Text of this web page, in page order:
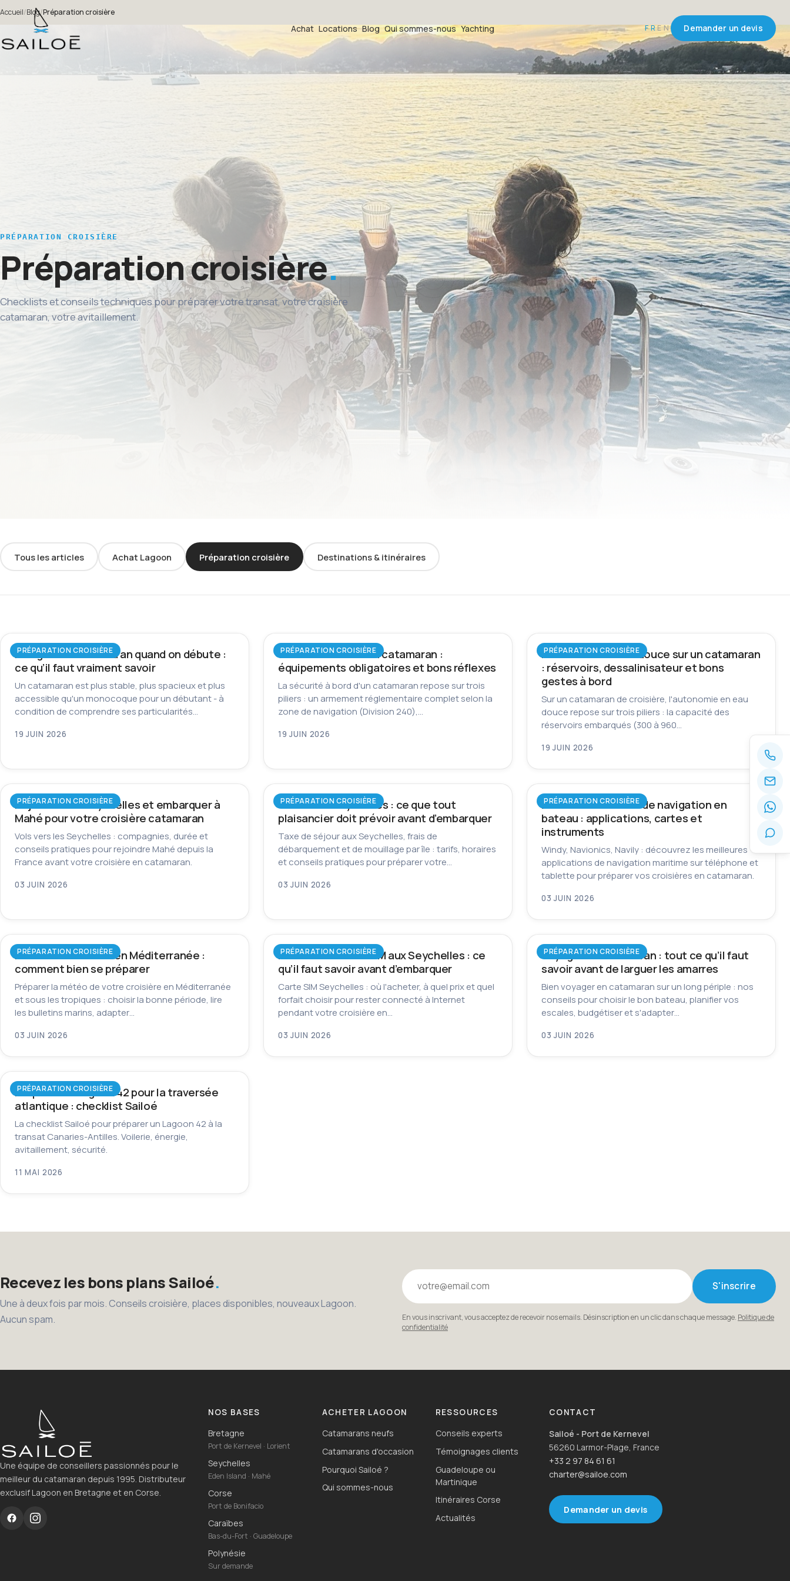
Achat Locations Blog Qui sommes-nous Yachting FREN Demander un devis
Accueil/Blog/Préparation croisière
PRÉPARATION CROISIÈRE
Préparation croisière
Checklists et conseils techniques pour préparer votre transat, votre croisière
catamaran, votre avitaillement.
Tous les articles Achat Lagoon Préparation croisière Destinations & itinéraires
PRÉPARATION CROISIÈRE
Naviguer en catamaran quand on débute :
ce qu’il faut vraiment savoir
Un catamaran est plus stable, plus spacieux et plus
accessible qu'un monocoque pour un débutant - à
condition de comprendre ses particularités…
19 JUIN 2026
PRÉPARATION CROISIÈRE
Sécurité à bord d’un catamaran :
équipements obligatoires et bons réflexes
La sécurité à bord d'un catamaran repose sur trois
piliers : un armement réglementaire complet selon la
zone de navigation (Division 240),…
19 JUIN 2026
PRÉPARATION CROISIÈRE
Autonomie en eau douce sur un catamaran
: réservoirs, dessalinisateur et bons
gestes à bord
Sur un catamaran de croisière, l'autonomie en eau
douce repose sur trois piliers : la capacité des
réservoirs embarqués (300 à 960…
19 JUIN 2026
PRÉPARATION CROISIÈRE
Rejoindre les Seychelles et embarquer à
Mahé pour votre croisière catamaran
Vols vers les Seychelles : compagnies, durée et
conseils pratiques pour rejoindre Mahé depuis la
France avant votre croisière en catamaran.
03 JUIN 2026
PRÉPARATION CROISIÈRE
Taxes aux Seychelles : ce que tout
plaisancier doit prévoir avant d’embarquer
Taxe de séjour aux Seychelles, frais de
débarquement et de mouillage par île : tarifs, horaires
et conseils pratiques pour préparer votre…
03 JUIN 2026
PRÉPARATION CROISIÈRE
Les meilleurs outils de navigation en
bateau : applications, cartes et
instruments
Windy, Navionics, Navily : découvrez les meilleures
applications de navigation maritime sur téléphone et
tablette pour préparer vos croisières en catamaran.
03 JUIN 2026
PRÉPARATION CROISIÈRE
Météo en croisière en Méditerranée :
comment bien se préparer
Préparer la météo de votre croisière en Méditerranée
et sous les tropiques : choisir la bonne période, lire
les bulletins marins, adapter…
03 JUIN 2026
PRÉPARATION CROISIÈRE
Internet et carte SIM aux Seychelles : ce
qu’il faut savoir avant d’embarquer
Carte SIM Seychelles : où l'acheter, à quel prix et quel
forfait choisir pour rester connecté à Internet
pendant votre croisière en…
03 JUIN 2026
PRÉPARATION CROISIÈRE
Voyager en catamaran : tout ce qu’il faut
savoir avant de larguer les amarres
Bien voyager en catamaran sur un long périple : nos
conseils pour choisir le bon bateau, planifier vos
escales, budgétiser et s'adapter…
03 JUIN 2026
PRÉPARATION CROISIÈRE
Préparer un Lagoon 42 pour la traversée
atlantique : checklist Sailoé
La checklist Sailoé pour préparer un Lagoon 42 à la
transat Canaries-Antilles. Voilerie, énergie,
avitaillement, sécurité.
11 MAI 2026
Recevez les bons plans Sailoé
Une à deux fois par mois. Conseils croisière, places disponibles, nouveaux Lagoon.
Aucun spam.
Votre email
S'inscrire
En vous inscrivant, vous acceptez de recevoir nos emails. Désinscription en un clic dans chaque message. Politique de
confidentialité
Une équipe de conseillers passionnés pour le
meilleur du catamaran depuis 1995. Distributeur
exclusif Lagoon en Bretagne et en Corse.
NOS BASES
Bretagne
Port de Kernevel · Lorient
Seychelles
Eden Island · Mahé
Corse
Port de Bonifacio
Caraïbes
Bas-du-Fort · Guadeloupe
Polynésie
Sur demande
ACHETER LAGOON
Catamarans neufs
Catamarans d'occasion
Pourquoi Sailoé ?
Qui sommes-nous
RESSOURCES
Conseils experts
Témoignages clients
Guadeloupe ou
Martinique
Itinéraires Corse
Actualités
CONTACT
Sailoé - Port de Kernevel
56260 Larmor-Plage, France
+33 2 97 84 61 61
charter@sailoe.com
Demander un devis